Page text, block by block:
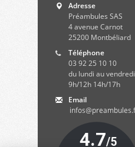
Adresse
Préambules SAS
4 avenue Carnot
25200 Montbéliard
Téléphone
03 92 25 10 10
du lundi au vendredi
9h/12h 14h/17h
Email